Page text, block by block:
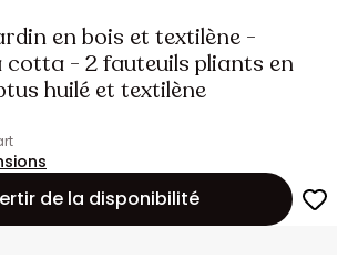
en bois et textilène -
cotta - 2 fauteuils pliants en
huilé et textilène
de la disponibilité